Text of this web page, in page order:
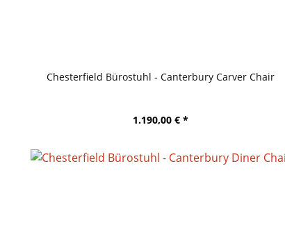
Chesterfield Bürostuhl - Canterbury Carver Chair
1.190,00 € *